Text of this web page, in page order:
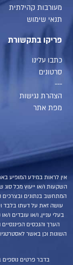
סקירות ומידע
השתלמויות וימי עיון
יצירת קשר
מגדלי ב.ס.ר. 2, בן גוריון 1, בניברק
info@prico.com
03-6167070
מנהלת פיתוח עסקי,
הציבור ושירות
לביצוע פעולות ו/או ייעוץ
הינו לידיעה בלבד ואינו
כל אדם. כל העושה במידע
קבוצת פריקו ו/או
אחד מאלו, עשויים להיות
פרטים והסברים באשר
על מנת לגדר חשיפות
למשרדינו בטלפון : 036167070